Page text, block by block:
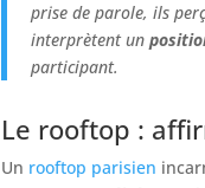
prise de parole, ils
interprètent un
participant.
Le rooftop :
Un rooftop parisien